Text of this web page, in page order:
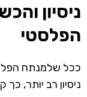
ניסיון
הפלסטי
ככל שלמנתח
ניסיון רב יותר,